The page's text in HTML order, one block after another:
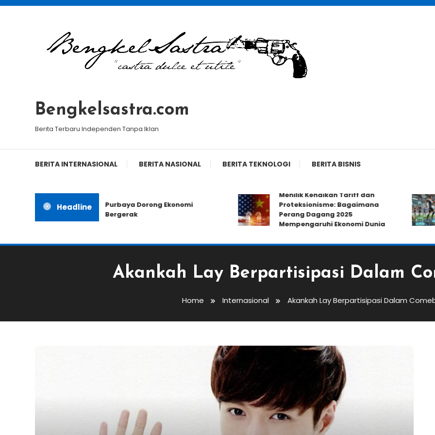
Skip
Bengkelsastra.com
Berita Terbaru Independen Tanpa Iklan
BERITA INTERNASIONAL BERITA NASIONAL BERITA TEKNOLOGI BERITA BISNIS
Headline
Purbaya Dorong Ekonomi
Bergerak
Menilik Kenaikan Tariff dan
Proteksionisme: Bagaimana
Perang Dagang 2025
Mempengaruhi Ekonomi Dunia
Akankah Lay Berpartisipasi Dalam
Home Internasional Akankah Lay Berpartisipasi Dalam